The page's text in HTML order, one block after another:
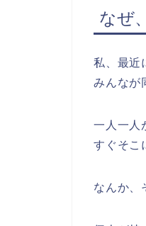
なぜ
私、最近
みんなが
一人一人
すぐそこ
なんか、